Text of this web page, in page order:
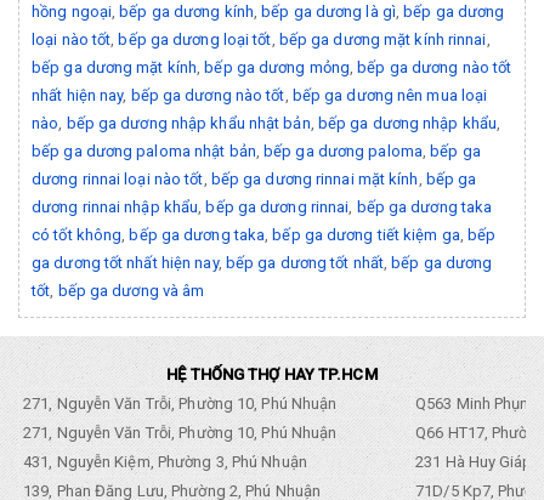
hồng ngoại ,bếp ga dương kính ,bếp ga dương là gì ,bếp ga dương
loại nào tốt ,bếp ga dương loại tốt bếp ga dương mặt kính rinnai
bếp ga dương mặt kính ,bếp ga dương mỏng ,bếp ga dương nào tốt
nhất hiện nay, bếp ga dương nào tốt bếp ga dương nên mua loại
nào bếp ga dương nhập khẩu nhật bản bếp ga dương nhập khẩu
bếp ga dương paloma nhật bản ,bếp ga dương paloma ,bếp ga
dương rinnai loại nào tốt bếp ga dương rinnai mặt kính bếp ga
dương rinnai nhập khẩu ,bếp ga dương rinnai bếp ga dương taka
có tốt không ,bếp ga dương taka ,bếp ga dương tiết kiệm ga ,bếp
ga dương tốt nhất hiện nay, bếp ga dương tốt nhất,bếp ga dương
tốt bếp ga dương và âm
HỆ THỐNG THỢ HAY TP.HCM
271, Nguyễn Văn Trỗi, Phường 10, Phú Nhuận
Q563 Minh
271, Nguyễn Văn Trỗi, Phường 10, Phú Nhuận
Q66 HT17,
431, Nguyễn Kiệm, Phường 3, Phú Nhuận
231 Hà Huy Giáp,
139, Phan Đăng Lưu, Phường 2, Phú Nhuận
71D/5 Kp7,